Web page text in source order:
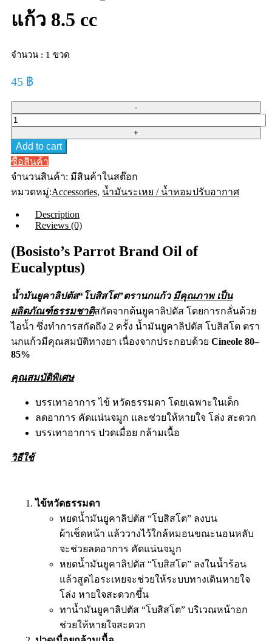
แก้ว 8.5 cc
จำนวน : 1 ขวด
45 ฿
Bosisto's
Eucalyptus
Oil
8.5
mL
น้ำมัน
ยู
คา
ปตัส
นก
แก้ว
8.5
quantity
Add to cart
ซื้อสินค้า
จำนวนสินค้า: มีสินค้าในสต๊อก
หมวดหมู่:Accessories, น้ำมันระเหย / น้ำหอมปรับอากาศ
Description
Reviews (0)
(Bosisto’s Parrot Brand Oil of
Eucalyptus)
น้ำมันยูคาลิปตัส“โบสิสโต”ตรานกแก้ว มีคุณภาพ เป็น
ผลิตภัณฑ์ธรรมชาติสกัดจากต้นยูคาลิปตัส โดยการกลั่นด้วย
ไอน้ำ ซึ่งทำการสกัดถึง 2 ครั้ง น้ำมันยูคาลิปตัส โบสิสโต ตรา
นกแก้วมีคุณสมบัติทางยา เนื่องจากประกอบด้วย Cineole 80–
85%
คุณสมบัติพิเศษ
บรรเทาอาการ ไข้ หวัดธรรมดา โดยเฉพาะในเด็ก
ลดอาการ คัดแน่นจมูก และช่วยให้หายใจ โล่ง สะดวก
บรรเทาอาการ ปวดเมื่อย กล้ามเนื้อ
วิธีใช้
ไข้หวัดธรรมดา
หยดน้ำมันยูคาลิปตัส “โบสิสโต” ลงบน
ผ้าเช็ดหน้า แล้ววางไว้ใกล้หมอนขณะนอนหลับ
จะช่วยลดอาการ คัดแน่นจมูก
หยดน้ำมันยูคาลิปตัส “โบสิสโต” ลงในน้ำร้อน
แล้วสูดไอระเหยจะช่วยให้ระบบทางเดินหายใจ
โล่ง หายใจสะดวกขึ้น
ทาน้ำมันยูคาลิปตัส “โบสิสโต” บริเวณหน้าอก
ช่วยให้หายใจสะดวก